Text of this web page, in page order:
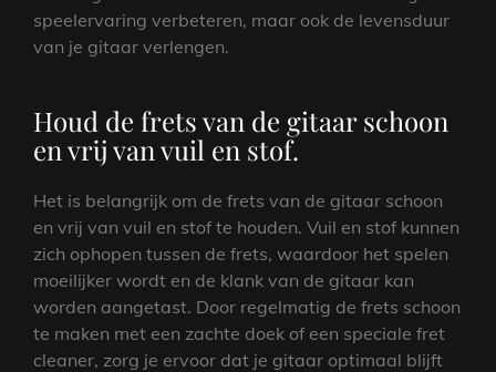
speelervaring verbeteren, maar ook de levensduur
van je gitaar verlengen.
Houd de frets van de gitaar schoon
en vrij van vuil en stof.
Het is belangrijk om de frets van de gitaar schoon
en vrij van vuil en stof te houden. Vuil en stof kunnen
zich ophopen tussen de frets, waardoor het spelen
moeilijker wordt en de klank van de gitaar kan
worden aangetast. Door regelmatig de frets schoon
te maken met een zachte doek of een speciale fret
cleaner, zorg je ervoor dat je gitaar optimaal blijft